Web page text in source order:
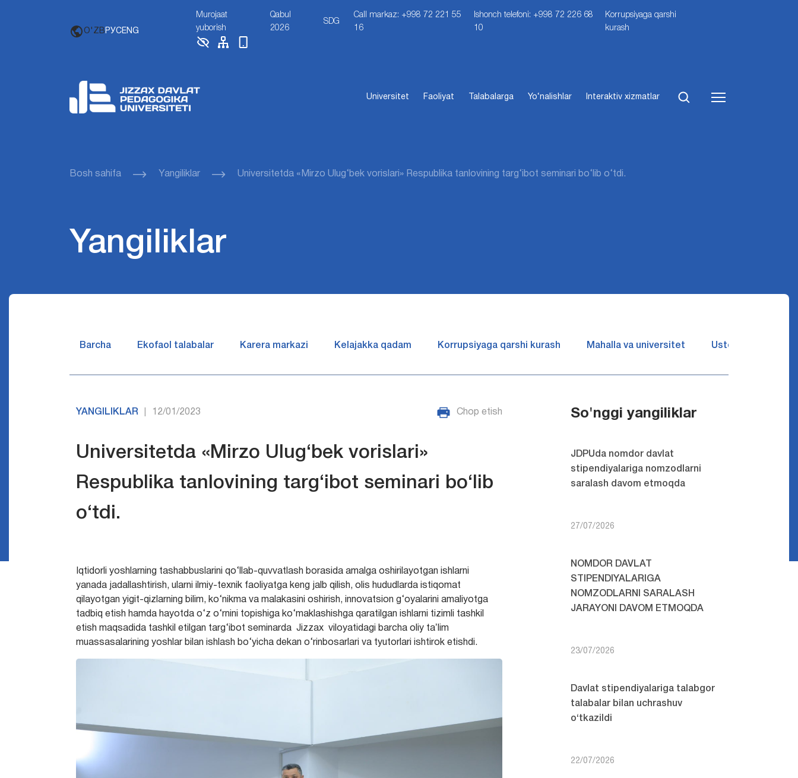
O'ZB РУСENG
Murojaat
yuborish
Qabul
2026
SDG
Call markaz: +998 72 221 55
16
Ishonch telefoni: +998 72 226 68
10
Korrupsiyaga qarshi
kurash
Universitet Faoliyat Talabalarga Yo‘nalishlar Interaktiv xizmatlar
Bosh sahifa Yangiliklar Universitetda «Mirzo Ulug‘bek vorislari» Respublika tanlovining targ‘ibot seminari bo‘lib o‘tdi.
Yangiliklar
Barcha Ekofaol talabalar Karera markazi Kelajakka qadam Korrupsiyaga qarshi kurash Mahalla va universitet Ustozlar suhbatin
YANGILIKLAR 12/01/2023 Chop etish
Universitetda «Mirzo Ulug‘bek vorislari»
Respublika tanlovining targ‘ibot seminari bo‘lib
o‘tdi.
Iqtidorli yoshlarning tashabbuslarini qo‘llab-quvvatlash borasida amalga oshirilayotgan ishlarni
yanada jadallashtirish, ularni ilmiy-texnik faoliyatga keng jalb qilish, olis hududlarda istiqomat
qilayotgan yigit-qizlarning bilim, ko‘nikma va malakasini oshirish, innovatsion g‘oyalarini amaliyotga
tadbiq etish hamda hayotda o‘z o‘rnini topishiga ko‘maklashishga qaratilgan ishlarni tizimli tashkil
etish maqsadida tashkil etilgan targ‘ibot seminarda Jizzax viloyatidagi barcha oliy taʼlim
muassasalarining yoshlar bilan ishlash bo‘yicha dekan o‘rinbosarlari va tyutorlari ishtirok etishdi.
So'nggi yangiliklar
JDPUda nomdor davlat
stipendiyalariga nomzodlarni
saralash davom etmoqda
27/07/2026
NOMDOR DAVLAT
STIPENDIYALARIGA
NOMZODLARNI SARALASH
JARAYONI DAVOM ETMOQDA
23/07/2026
Davlat stipendiyalariga talabgor
talabalar bilan uchrashuv
o‘tkazildi
22/07/2026